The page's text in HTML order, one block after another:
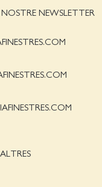
NEWSLETTER